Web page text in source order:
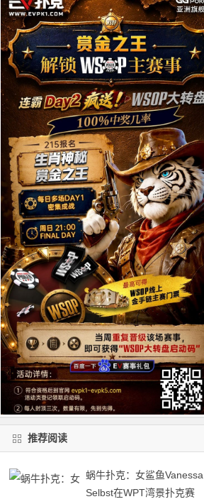
推荐阅读
蜗牛扑克：女鲨鱼Vanessa
Selbst在WPT湾景扑克赛